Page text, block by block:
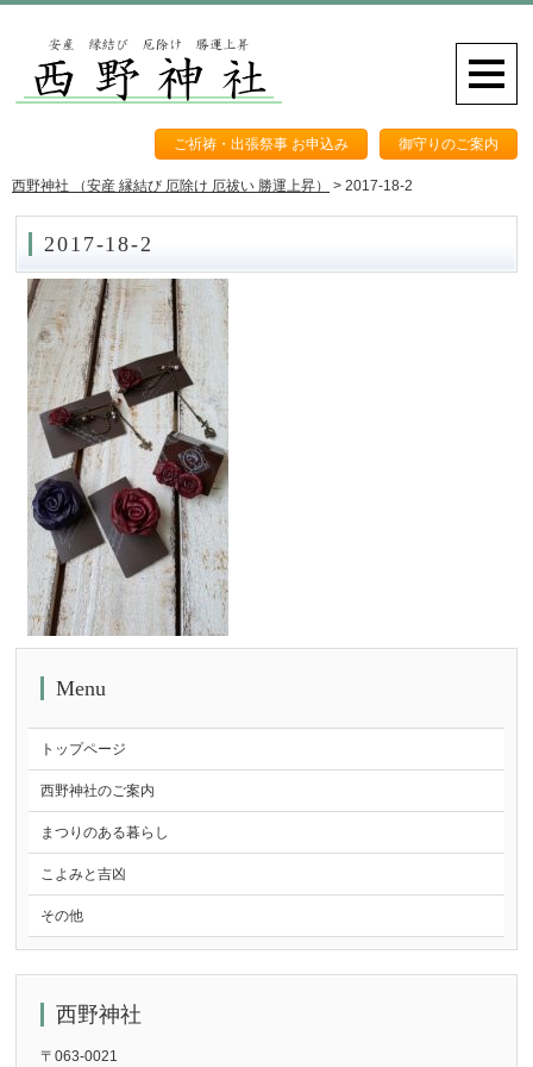
ご祈祷・出張祭事 お申込み 御守りのご案内
西野神社 （安産 縁結び 厄除け 厄祓い 勝運上昇） > 2017-18-2
2017-18-2
Menu
トップページ
西野神社のご案内
まつりのある暮らし
こよみと吉凶
その他
西野神社
〒063-0021